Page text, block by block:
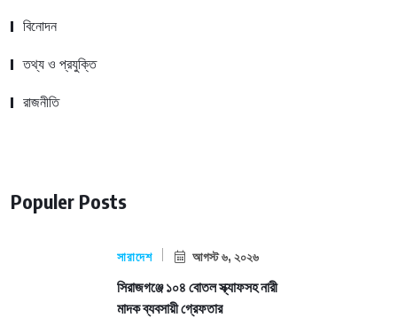
বিনোদন
তথ্য ও প্রযুক্তি
রাজনীতি
Populer Posts
সারাদেশ আগস্ট ৬, ২০২৬
সিরাজগঞ্জে ১০৪ বোতল স্ক্যাফসহ নারী
মাদক ব্যবসায়ী গ্রেফতার